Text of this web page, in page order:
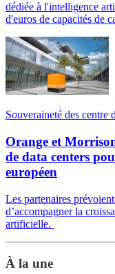
dédiée à l'intelligence
d'euros de capacités de
Souveraineté des centre
Orange et
de data centers
européen
Les partenaires
d’accompagner la
artificielle.
À la une